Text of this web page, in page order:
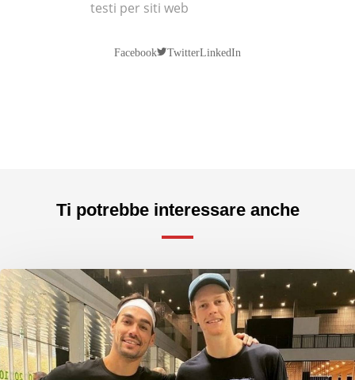
testi per siti web
Facebook TwitterLinkedIn
Ti potrebbe interessare anche